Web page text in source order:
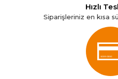
Hızlı
Siparişleriniz en kısa